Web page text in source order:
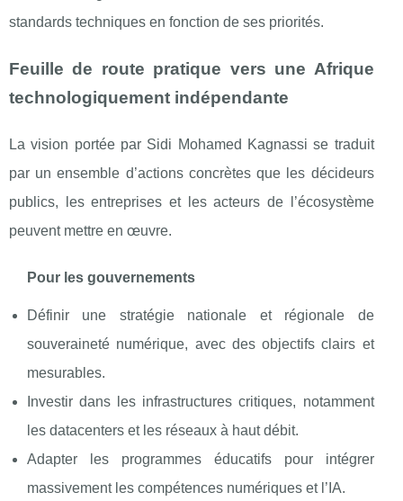
standards techniques en fonction de ses priorités.
Feuille de route pratique vers une Afrique
technologiquement indépendante
La vision portée par Sidi Mohamed Kagnassi se traduit
par un ensemble d’actions concrètes que les décideurs
publics, les entreprises et les acteurs de l’écosystème
peuvent mettre en œuvre.
Pour les gouvernements
Définir une stratégie nationale et régionale de
souveraineté numérique, avec des objectifs clairs et
mesurables.
Investir dans les infrastructures critiques, notamment
les datacenters et les réseaux à haut débit.
Adapter les programmes éducatifs pour intégrer
massivement les compétences numériques et l’IA.